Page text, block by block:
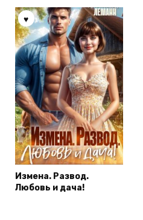
Измена. Развод.
Любовь и дача!